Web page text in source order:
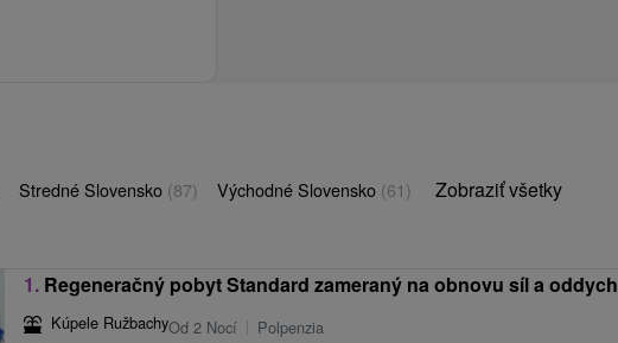
Stredné Slovensko (87) Východné Slovensko (61) Zobraziť všetky
1. Regeneračný pobyt Standard zameraný na obnovu síl a oddych
Kúpele RužbachyOd 2 Nocí
Polpenzia